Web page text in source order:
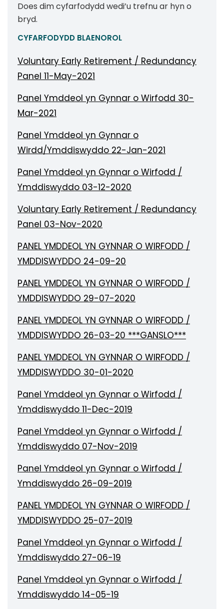
Does dim cyfarfodydd wedi’u trefnu ar hyn o
bryd.
CYFARFODYDD BLAENOROL
Voluntary Early Retirement / Redundancy
Panel 11-May-2021
Panel Ymddeol yn Gynnar o Wirfodd 30-
Mar-2021
Panel Ymddeol yn Gynnar o
Wirdd/Ymddiswyddo 22-Jan-2021
Panel Ymddeol yn Gynnar o Wirfodd /
Ymddiswyddo 03-12-2020
Voluntary Early Retirement / Redundancy
Panel 03-Nov-2020
PANEL YMDDEOL YN GYNNAR O WIRFODD /
YMDDISWYDDO 24-09-20
PANEL YMDDEOL YN GYNNAR O WIRFODD /
YMDDISWYDDO 29-07-2020
PANEL YMDDEOL YN GYNNAR O WIRFODD /
YMDDISWYDDO 26-03-20 ***GANSLO***
PANEL YMDDEOL YN GYNNAR O WIRFODD /
YMDDISWYDDO 30-01-2020
Panel Ymddeol yn Gynnar o Wirfodd /
Ymddiswyddo 11-Dec-2019
Panel Ymddeol yn Gynnar o Wirfodd /
Ymddiswyddo 07-Nov-2019
Panel Ymddeol yn Gynnar o Wirfodd /
Ymddiswyddo 26-09-2019
PANEL YMDDEOL YN GYNNAR O WIRFODD /
YMDDISWYDDO 25-07-2019
Panel Ymddeol yn Gynnar o Wirfodd /
Ymddiswyddo 27-06-19
Panel Ymddeol yn Gynnar o Wirfodd /
Ymddiswyddo 14-05-19